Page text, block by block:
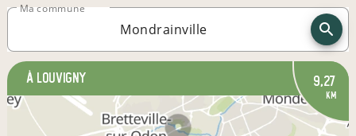
Ma commune
à Louvigny 9,27
km